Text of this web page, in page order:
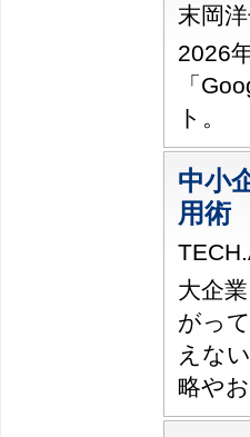
末岡
2026
「
ト。
中小
用術
大企
がっ
えな
略や